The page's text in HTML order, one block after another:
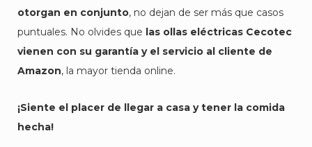
otorgan en conjunto, no dejan de ser más que casos
puntuales. No olvides que las ollas eléctricas Cecotec
vienen con su garantía y el servicio al cliente de
Amazon, la mayor tienda online.
¡Siente el placer de llegar a casa y tener la comida
hecha!